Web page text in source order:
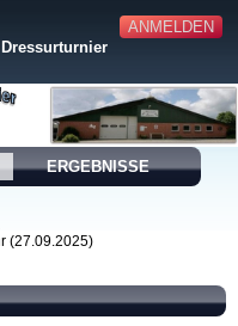
ANMELDEN
ERGEBNISSE
(27.09.2025)